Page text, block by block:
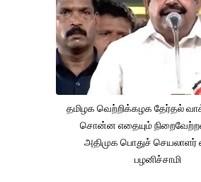
தமிழக வெற்றிக்கழக தேர்தல்
சொன்ன எதையும்
அதிமுக பொதுச் செயலாளர்
பழனிச்சாமி